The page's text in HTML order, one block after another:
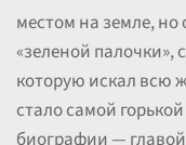
местом на земле,
«зеленой палочки»,
которую искал всю
стало самой
биографии —